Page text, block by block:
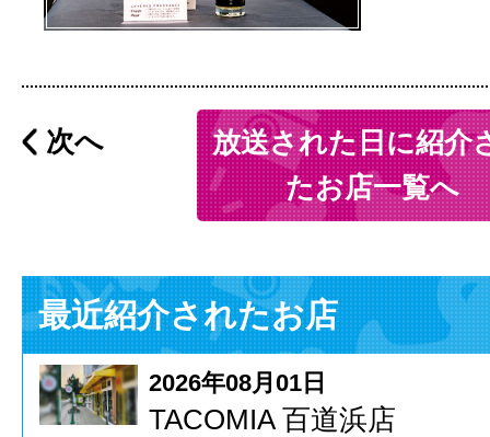
次へ
放送された日に紹介
たお店一覧へ
最近紹介されたお店
2026年08月01日
TACOMIA 百道浜店